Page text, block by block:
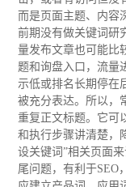
而是页面主题、内容
前期没有做关键词研
量发布文章也可能比
题和询盘入口，流量
示低或排名长期停在
被充分表达。所以，
重复正文标题。它可
和执行步骤讲清楚，
设关键词”相关页面
尾问题，有利于SEO